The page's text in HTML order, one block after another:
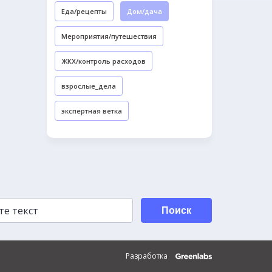
Еда/рецепты Дом/дача
Мероприятия/путешествия
ЖКХ/контроль расходов
взрослые_дела
экспертная ветка
Поиск
Разработка